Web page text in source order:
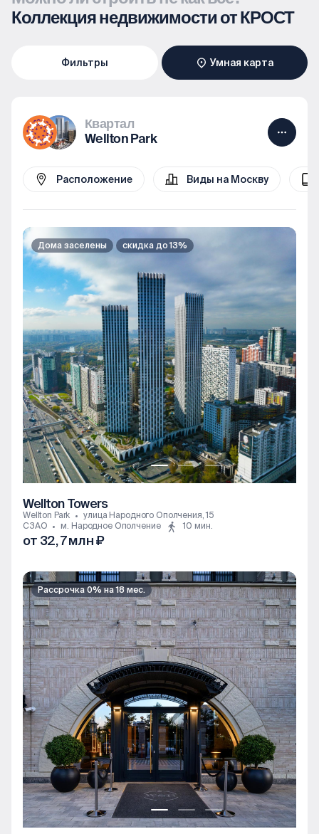
Коллекция недвижимости от КРОСТ
Фильтры Умная карта
Квартал
Wellton Park
Расположение Виды на Москву
Дома заселены скидка до 13%
Wellton Towers
Wellton Park
улица Народного Ополчения, 15
СЗАО
м. Народное Ополчение 10 мин.
от 32, 7 млн ₽
2кРассрочка 0% на 18 мес.